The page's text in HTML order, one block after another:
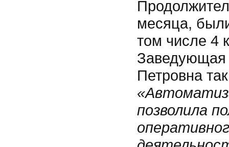
месяца,
том числе 4
Заведующая
Петровна
позволила